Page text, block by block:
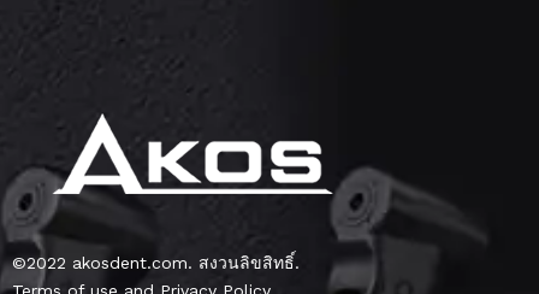
©2022 akosdent.com. สงวนลิขสิทธิ์.